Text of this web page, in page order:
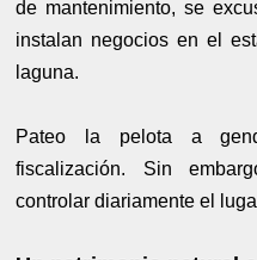
de mantenimiento, se
instalan negocios en el
laguna.
Pateo la pelota a
fiscalización. Sin
controlar diariamente el